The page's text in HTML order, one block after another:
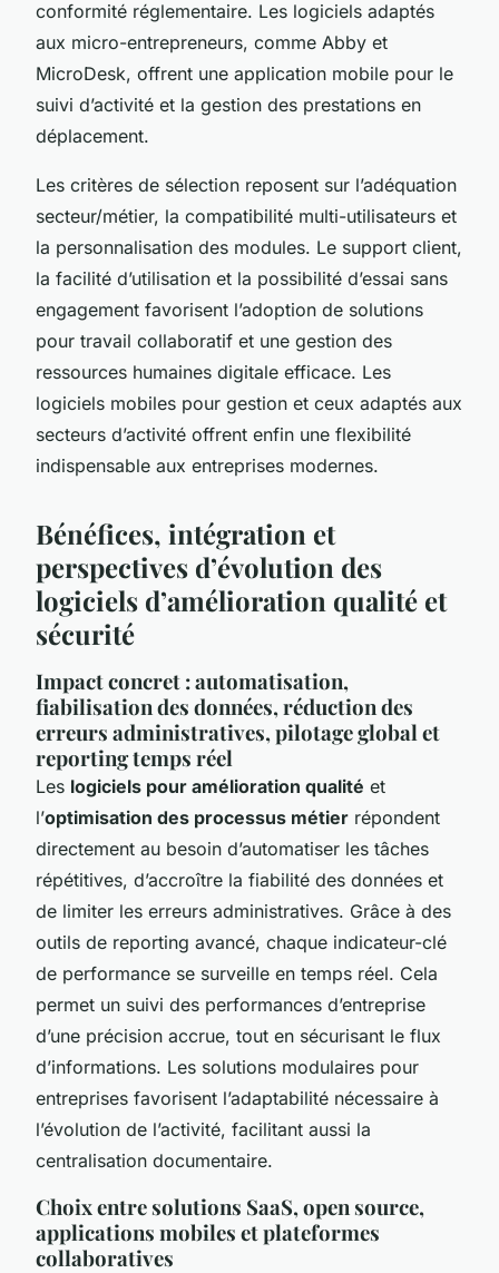
conformité réglementaire. Les logiciels adaptés
aux micro-entrepreneurs, comme Abby et
MicroDesk, offrent une application mobile pour le
suivi d’activité et la gestion des prestations en
déplacement.
Les critères de sélection reposent sur l’adéquation
secteur/métier, la compatibilité multi-utilisateurs et
la personnalisation des modules. Le support client,
la facilité d’utilisation et la possibilité d’essai sans
engagement favorisent l’adoption de solutions
pour travail collaboratif et une gestion des
ressources humaines digitale efficace. Les
logiciels mobiles pour gestion et ceux adaptés aux
secteurs d’activité offrent enfin une flexibilité
indispensable aux entreprises modernes.
Bénéfices, intégration et
perspectives d’évolution des
logiciels d’amélioration qualité et
sécurité
Impact concret : automatisation,
fiabilisation des données, réduction des
erreurs administratives, pilotage global et
reporting temps réel
Les logiciels pour amélioration qualité et
l’optimisation des processus métier répondent
directement au besoin d’automatiser les tâches
répétitives, d’accroître la fiabilité des données et
de limiter les erreurs administratives. Grâce à des
outils de reporting avancé, chaque indicateur-clé
de performance se surveille en temps réel. Cela
permet un suivi des performances d’entreprise
d’une précision accrue, tout en sécurisant le flux
d’informations. Les solutions modulaires pour
entreprises favorisent l’adaptabilité nécessaire à
l’évolution de l’activité, facilitant aussi la
centralisation documentaire.
Choix entre solutions SaaS, open source,
applications mobiles et plateformes
collaboratives